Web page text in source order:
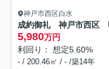
神戸市西区白水
成約御礼 神戸市西区
5,980万円
利回り： 想定5.60%
- / 200.46㎡ / - /築14年